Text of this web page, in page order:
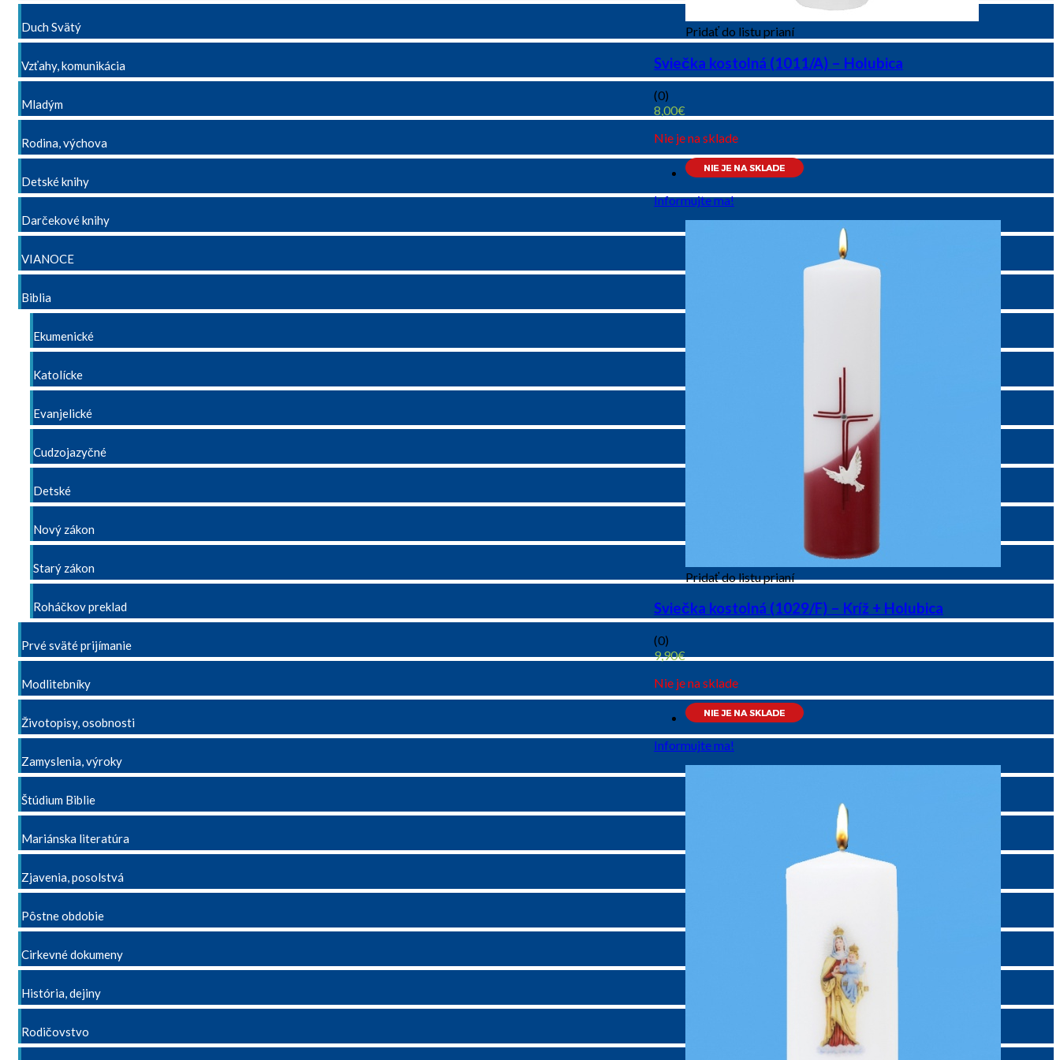
Pridať do listu prianí
Sviečka kostolná (1011/A) – Holubica
(0)
8,00€
Nie je na sklade
Informujte ma!
Pridať do listu prianí
Sviečka kostolná (1029/F) – Kríž + Holubica
(0)
9,90€
Nie je na sklade
Informujte ma!
Duch Svätý
Vzťahy, komunikácia
Mladým
Rodina, výchova
Detské knihy
Darčekové knihy
VIANOCE
Biblia
Ekumenické
Katolícke
Evanjelické
Cudzojazyčné
Detské
Nový zákon
Starý zákon
Roháčkov preklad
Prvé sväté prijímanie
Modlitebníky
Životopisy, osobnosti
Zamyslenia, výroky
Štúdium Biblie
Mariánska literatúra
Zjavenia, posolstvá
Pôstne obdobie
Cirkevné dokumeny
História, dejiny
Rodičovstvo